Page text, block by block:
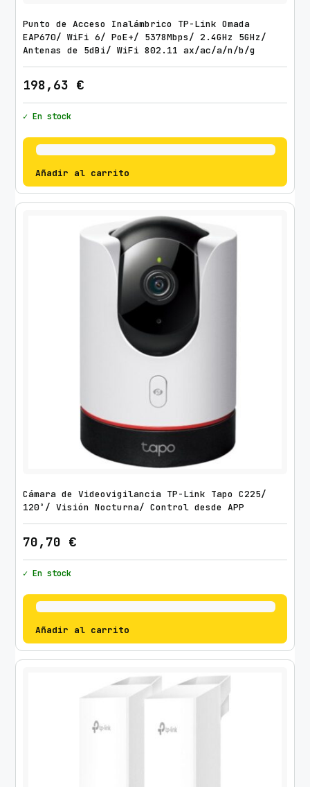
Punto de Acceso Inalámbrico TP-Link Omada
EAP670/ WiFi 6/ PoE+/ 5378Mbps/ 2.4GHz 5GHz/
Antenas de 5dBi/ WiFi 802.11 ax/ac/a/n/b/g
198,63 €
✓ En stock
Añadir al carrito
Cámara de Videovigilancia TP-Link Tapo C225/
120º/ Visión Nocturna/ Control desde APP
70,70 €
✓ En stock
Añadir al carrito